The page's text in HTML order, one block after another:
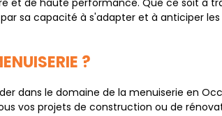
et de haute performance. Que ce soit à
sa capacité à s'adapter et à anticiper les
?
dans le domaine de la menuiserie en
vos projets de construction ou de